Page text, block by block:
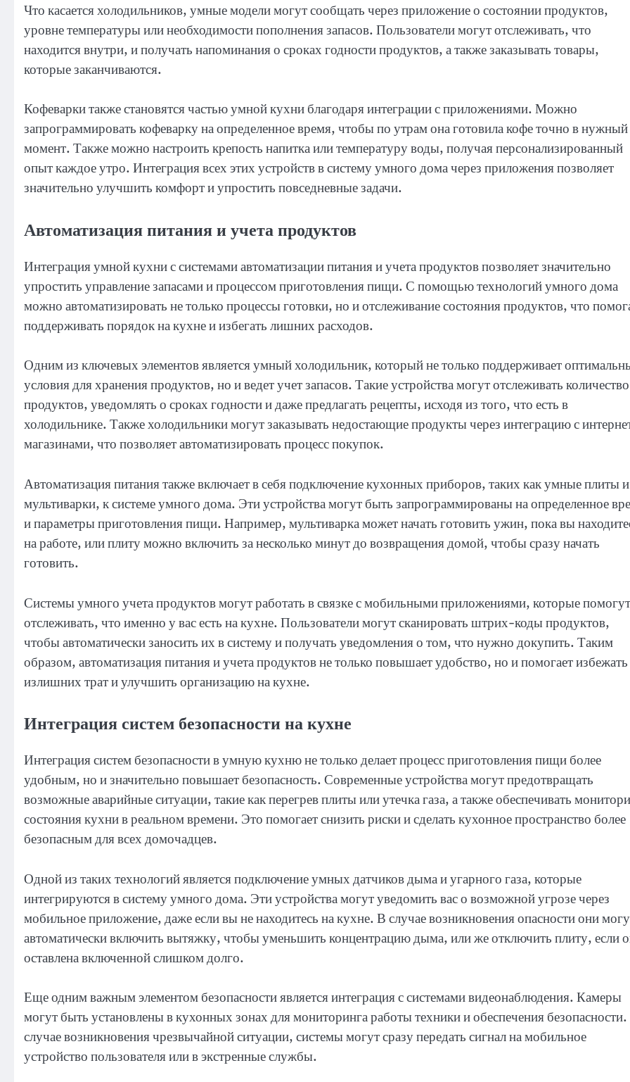
Что касается холодильников, умные модели могут сообщать через приложение о состоянии продуктов,
уровне температуры или необходимости пополнения запасов. Пользователи могут отслеживать, что
находится внутри, и получать напоминания о сроках годности продуктов, а также заказывать товары,
которые заканчиваются.
Кофеварки также становятся частью умной кухни благодаря интеграции с приложениями. Можно
запрограммировать кофеварку на определенное время, чтобы по утрам она готовила кофе точно в нужный
момент. Также можно настроить крепость напитка или температуру воды, получая персонализированный
опыт каждое утро. Интеграция всех этих устройств в систему умного дома через приложения позволяет
значительно улучшить комфорт и упростить повседневные задачи.
Автоматизация питания и учета продуктов
Интеграция умной кухни с системами автоматизации питания и учета продуктов позволяет значительно
упростить управление запасами и процессом приготовления пищи. С помощью технологий умного дома
можно автоматизировать не только процессы готовки, но и отслеживание состояния продуктов, что
поддерживать порядок на кухне и избегать лишних расходов.
Одним из ключевых элементов является умный холодильник, который не только поддерживает
условия для хранения продуктов, но и ведет учет запасов. Такие устройства могут отслеживать количество
продуктов, уведомлять о сроках годности и даже предлагать рецепты, исходя из того, что есть в
холодильнике. Также холодильники могут заказывать недостающие продукты через интеграцию с
магазинами, что позволяет автоматизировать процесс покупок.
Автоматизация питания также включает в себя подключение кухонных приборов, таких как умные плиты и
мультиварки, к системе умного дома. Эти устройства могут быть запрограммированы на определенное
и параметры приготовления пищи. Например, мультиварка может начать готовить ужин, пока вы
на работе, или плиту можно включить за несколько минут до возвращения домой, чтобы сразу начать
готовить.
Системы умного учета продуктов могут работать в связке с мобильными приложениями, которые помогут
отслеживать, что именно у вас есть на кухне. Пользователи могут сканировать штрих-коды продуктов,
чтобы автоматически заносить их в систему и получать уведомления о том, что нужно докупить. Таким
образом, автоматизация питания и учета продуктов не только повышает удобство, но и помогает избежать
излишних трат и улучшить организацию на кухне.
Интеграция систем безопасности на кухне
Интеграция систем безопасности в умную кухню не только делает процесс приготовления пищи более
удобным, но и значительно повышает безопасность. Современные устройства могут предотвращать
возможные аварийные ситуации, такие как перегрев плиты или утечка газа, а также обеспечивать
состояния кухни в реальном времени. Это помогает снизить риски и сделать кухонное пространство более
безопасным для всех домочадцев.
Одной из таких технологий является подключение умных датчиков дыма и угарного газа, которые
интегрируются в систему умного дома. Эти устройства могут уведомить вас о возможной угрозе через
мобильное приложение, даже если вы не находитесь на кухне. В случае возникновения опасности они
автоматически включить вытяжку, чтобы уменьшить концентрацию дыма, или же отключить плиту, если
оставлена включенной слишком долго.
Еще одним важным элементом безопасности является интеграция с системами видеонаблюдения. Камеры
могут быть установлены в кухонных зонах для мониторинга работы техники и обеспечения
случае возникновения чрезвычайной ситуации, системы могут сразу передать сигнал на мобильное
устройство пользователя или в экстренные службы.